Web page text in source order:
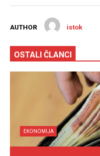
AUTHOR istok
OSTALI ČLANCI
EKONOMIJA